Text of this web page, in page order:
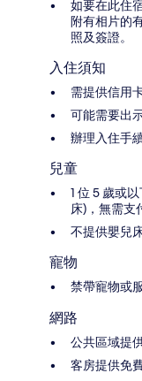
如要在此住
附有相片的
照及簽證。
入住須知
需提供信用
可能需要出
辦理入住手
兒童
1 位 5 歲或
床)，無需支
不提供嬰兒
寵物
禁帶寵物或
網路
公共區域提
客房提供免